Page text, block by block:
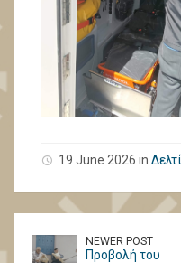
19 June 2026 in
NEWER POST
Προβολή του